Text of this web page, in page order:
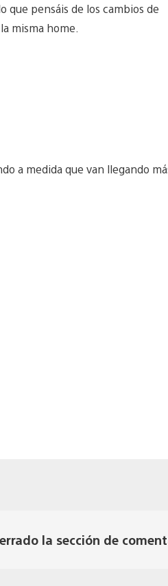
que pensáis de los cambios de
misma home.
a medida que van llegando
la sección de